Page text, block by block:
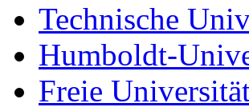
Technische
Humboldt-
Freie